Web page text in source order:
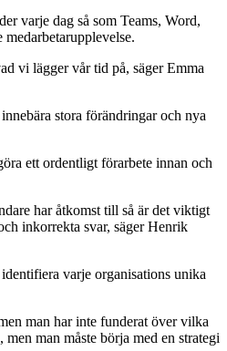
varje dag så som Teams, Word,
vi lägger vår tid på, säger Emma
stora förändringar och nya
ett ordentligt förarbete innan och
har åtkomst till så är det viktigt
inkorrekta svar, säger Henrik
varje organisations unika
man har inte funderat över vilka
man måste börja med en strategi